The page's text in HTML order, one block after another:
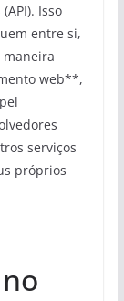
Isso
entre si,
web**,
serviços
próprios